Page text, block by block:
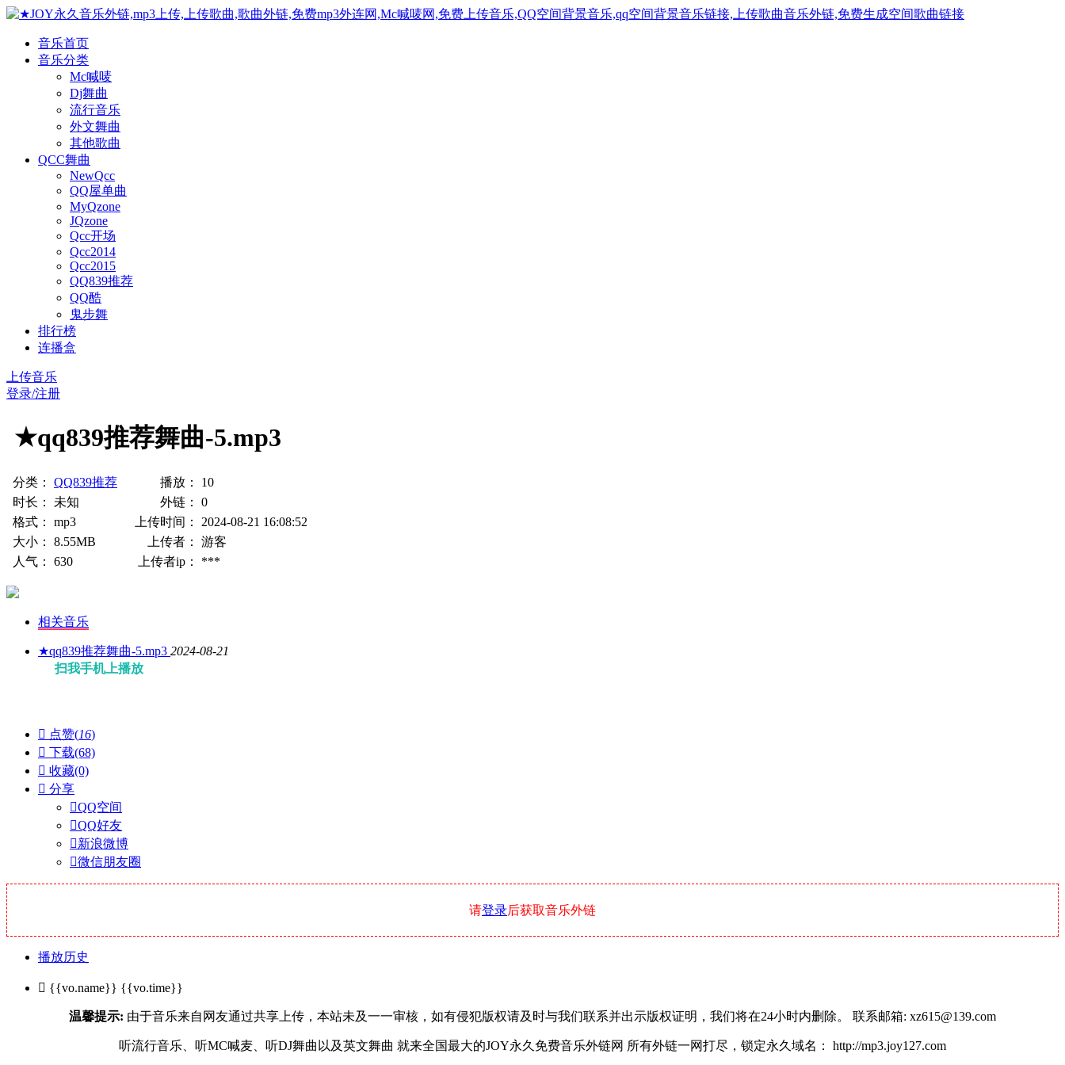
音乐首页
音乐分类
Mc喊唛
Dj舞曲
流行音乐
外文舞曲
其他歌曲
QCC舞曲
NewQcc
QQ屋单曲
MyQzone
JQzone
Qcc开场
Qcc2014
Qcc2015
QQ839推荐
QQ酷
鬼步舞
排行榜
连播盒
上传音乐
登录/注册
★qq839推荐舞曲-5.mp3
分类： QQ839推荐 播放：
10
时长：
未知 外链：
0
格式：
mp3 上传时间：
2024-08-21 16:08:52
大小：
8.55MB 上传者：
游客
人气：
630 上传者ip： ***
扫我手机上播放
相关音乐
★qq839推荐舞曲-5.mp3 2024-08-21
 点赞(16)
 下载(68)
 收藏(0)
 分享
QQ空间
QQ好友
新浪微博
微信朋友圈
请登录后获取音乐外链
播放历史
 {{vo.name}} {{vo.time}}
温馨提示: 由于音乐来自网友通过共享上传，本站未及一一审核，如有侵犯版权请及时与我们联系并出示版权证明，我们将在24小时内删除。 联系邮箱: xz615@139.com
听流行音乐、听MC喊麦、听DJ舞曲以及英文舞曲 就来全国最大的JOY永久免费音乐外链网 所有外链一网打尽，锁定永久域名： http://mp3.joy127.com